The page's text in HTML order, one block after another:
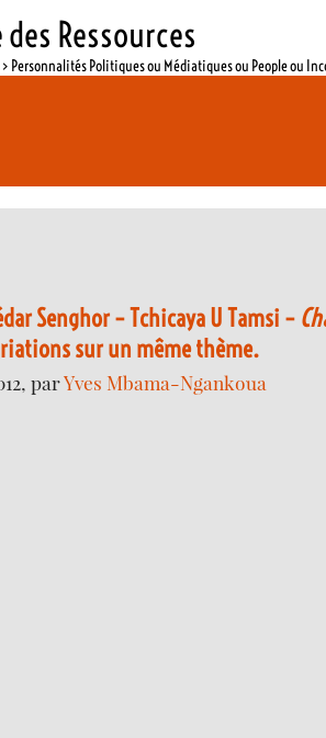
des Ressources
> Personnalités Politiques ou Médiatiques ou People ou
Senghor – Tchicaya U Tamsi –
sur un même thème.
parYves Mbama-Ngankoua